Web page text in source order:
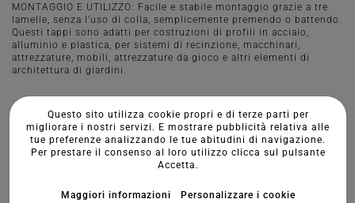
MONTAGGIO E UTILIZZO: Facile e stabile montaggio grazie a tre
lamelle, senza l'uso di colla, semplicemente premendo o battendo.
Questi tappi sono adatti per costruzioni di profili in acciaio,
alluminio e plastica, per sistemi di recinzione, macchinari,
attrezzature, mobili, attrezzature da gioco e altri elementi di
architettura di giardini.
Questo sito utilizza cookie propri e di terze parti per
migliorare i nostri servizi. E mostrare pubblicità relativa alle
tue preferenze analizzando le tue abitudini di navigazione.
Per prestare il consenso al loro utilizzo clicca sul pulsante
Accetta.
Maggiori informazioni Personalizzare i cookie